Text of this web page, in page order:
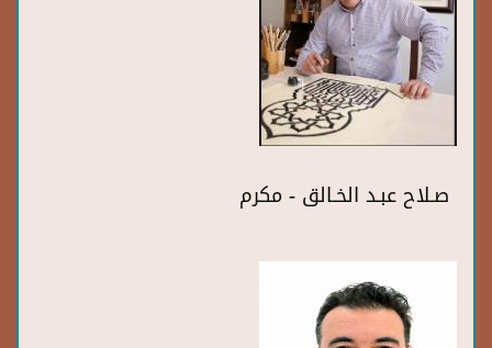
صـلاح عبـد الخـالق - مكرم